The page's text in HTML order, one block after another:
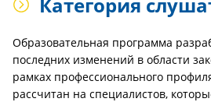
Образовательная программа
последних изменений в области
рамках профессионального
рассчитан на специалистов,